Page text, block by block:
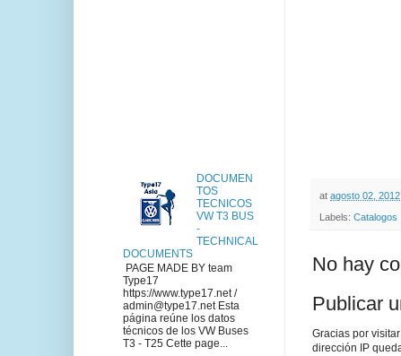
at agosto 02, 2012
Labels: Catalogos
No hay
Publicar
Gracias por
dirección IP
DOCUMEN
TOS
TECNICOS
VW T3 BUS
-
TECHNICAL
DOCUMENTS
PAGE MADE BY team
Type17
https://www.type17.net /
admin@type17.net Esta
página reúne los datos
técnicos de los VW Buses
T3 - T25 Cette page...